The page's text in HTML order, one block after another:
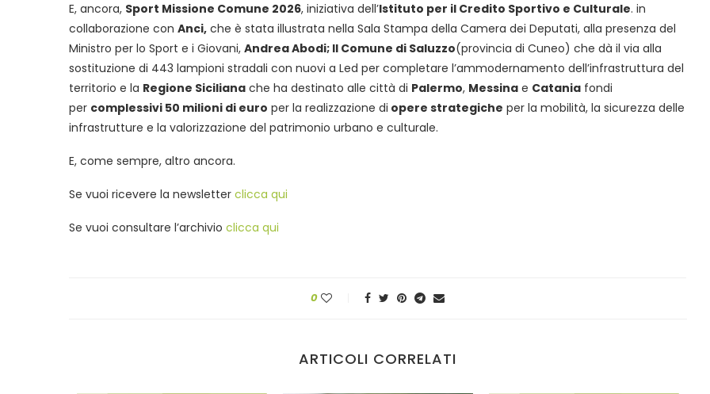
E, ancora, Sport Missione Comune 2026, iniziativa dell’Istituto per il Credito Sportivo e Culturale. in
collaborazione con Anci, che è stata illustrata nella Sala Stampa della Camera dei Deputati, alla presenza del
Ministro per lo Sport e i Giovani, Andrea Abodi; Il Comune di Saluzzo(provincia di Cuneo) che dà il via alla
sostituzione di 443 lampioni stradali con nuovi a Led per completare l’ammodernamento dell’infrastruttura del
territorio e la Regione Siciliana che ha destinato alle città di Palermo, Messina e Catania fondi
per complessivi 50 milioni di euro per la realizzazione di opere strategiche per la mobilità, la sicurezza delle
infrastrutture e la valorizzazione del patrimonio urbano e culturale.
E, come sempre, altro ancora.
Se vuoi ricevere la newsletter clicca qui
Se vuoi consultare l’archivio clicca qui
0
ARTICOLI CORRELATI